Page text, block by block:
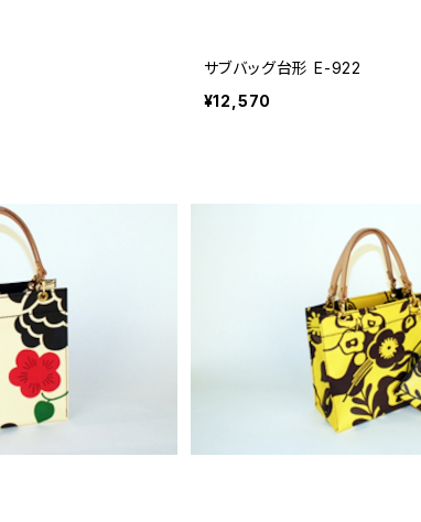
サブバッグ台形 E-922
¥12,570